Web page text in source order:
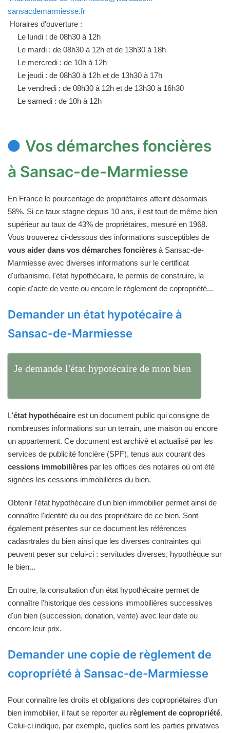
sansacdemarmiesse.fr
Horaires d'ouverture :
Le lundi : de 08h30 à 12h
Le mardi : de 08h30 à 12h et de 13h30 à 18h
Le mercredi : de 10h à 12h
Le jeudi : de 08h30 à 12h et de 13h30 à 17h
Le vendredi : de 08h30 à 12h et de 13h30 à 16h30
Le samedi : de 10h à 12h
Vos démarches foncières
à Sansac-de-Marmiesse
En France le pourcentage de propriétaires atteint désormais
58%. Si ce taux stagne depuis 10 ans, il est tout de même bien
supérieur au taux de 43% de propriétaires, mesuré en 1968.
Vous trouverez ci-dessous des informations susceptibles de
vous aider dans vos démarches foncières à Sansac-de-
Marmiesse avec diverses informations sur le certificat
d'urbanisme, l'état hypothécaire, le permis de construire, la
copie d'acte de vente ou encore le règlement de copropriété...
Demander un état hypotécaire à
Sansac-de-Marmiesse
Je demande l'état hypotécaire de mon bien
L'état hypothécaire est un document public qui consigne de
nombreuses informations sur un terrain, une maison ou encore
un appartement. Ce document est archivé et actualisé par les
services de publicité foncière (SPF), tenus aux courant des
cessions immobilières par les offices des notaires où ont été
signées les cessions immobilières du bien.
Obtenir l'état hypothécaire d'un bien immobilier permet ainsi de
connaître l'identité du ou des propriétaire de ce bien. Sont
également présentes sur ce document les références
cadasrtrales du bien ainsi que les diverses contraintes qui
peuvent peser sur celui-ci : servitudes diverses, hypothèque sur
le bien...
En outre, la consultation d'un état hypothécaire permet de
connaître l'historique des cessions immobilières successives
d'un bien (succession, donation, vente) avec leur date ou
encore leur prix.
Demander une copie de règlement de
copropriété à Sansac-de-Marmiesse
Pour connaître les droits et obligations des copropriétaires d'un
bien immobilier, il faut se reporter au règlement de copropriété.
Celui-ci indique, par exemple, quelles sont les parties privatives